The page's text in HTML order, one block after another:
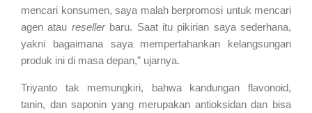
mencari konsumen, saya malah berpromosi untuk mencari
agen atau resellerbaru. Saat itu pikirian saya sederhana,
yakni bagaimana saya mempertahankan kelangsungan
produk ini di masa depan,” ujarnya.
Triyanto tak memungkiri, bahwa kandungan flavonoid,
tanin, dan saponin yang merupakan antioksidan dan bisa